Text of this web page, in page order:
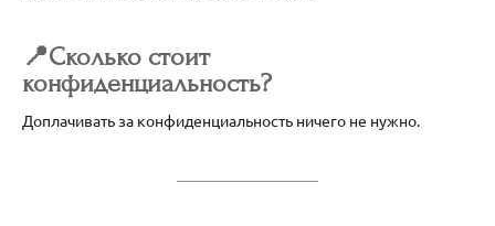
📍Сколько стоит
конфиденциальность?
Доплачивать за конфиденциальность ничего не нужно.